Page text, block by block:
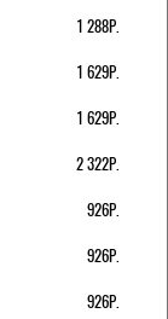
1 288Р.
1 629Р.
1 629Р.
2 322Р.
926Р.
926Р.
926Р.